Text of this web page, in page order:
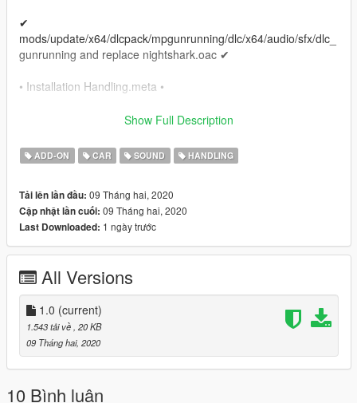
✔
mods/update/x64/dlcpack/mpgunrunning/dlc/x64/audio/sfx/dlc_
gunrunning and replace nightshark.oac ✔
• Installation Handling.meta •
✔ mods/update/x64/dlcpack/rs318/dlc/common/data and
• Installation Vehicles.meta •
✔
mods/update/x64/dlcpack/rs318/dlc/common/data/levels/gta5
and replace vehicles.meta ✔
Show Full Description
ADD-ON CAR SOUND HANDLING
Tải lên lần đầu: 09 Tháng hai, 2020
Cập nhật lần cuối: 09 Tháng hai, 2020
Last Downloaded: 1 ngày trước
All Versions
1.0 (current)
1.543 tải về , 20 KB
09 Tháng hai, 2020
10 Bình luận